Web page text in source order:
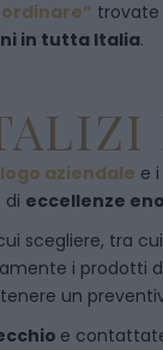
trovate
in tutta Italia.
aziendale e
di eccellenze
scegliere, tra cui
i prodotti
un
e